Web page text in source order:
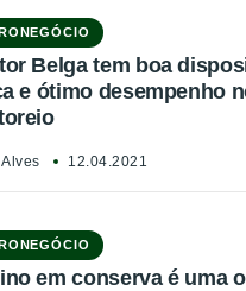
Belga tem boa
e ótimo desempenho
Alves 12.04.2021
em conserva é uma